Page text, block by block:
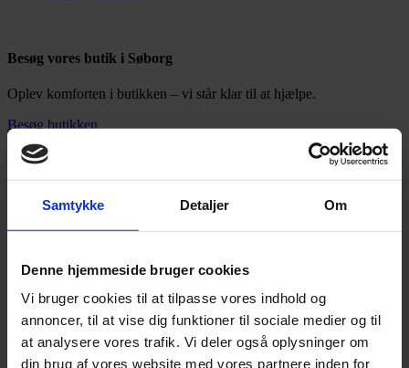
Samtykke Detaljer Om
Denne hjemmeside bruger cookies
Vi bruger cookies til at tilpasse vores indhold og
annoncer, til at vise dig funktioner til sociale medier og til
at analysere vores trafik. Vi deler også oplysninger om
din brug af vores website med vores partnere inden for
Besøg vores butik i Søborg
Oplev komforten i butikken – vi står klar til at hjælpe.
Besøg butikken
Viser 1 resultat
121824
-42%
Tilføj til ønskeliste
BY KARMA Lux Elevation
17.998,00kr. – 22.998,00kr. Prisinterval:
17.998,00 kr.
Vælg muligheder